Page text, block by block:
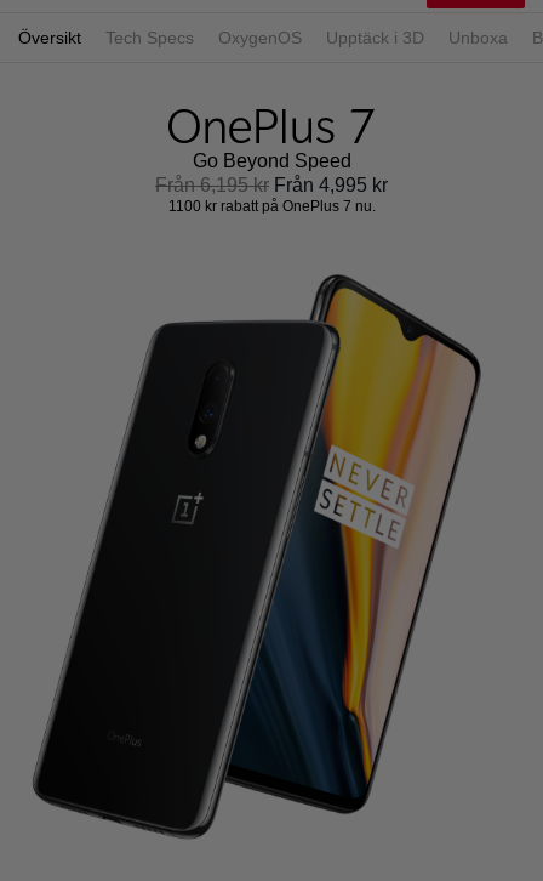
Översikt Tech Specs OxygenOS Upptäck i 3D Unboxa
Go Beyond Speed
Från 6,195 kr Från 4,995 kr
1100 kr rabatt på OnePlus 7 nu.